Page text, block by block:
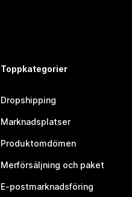
Toppkategorier
Dropshipping
Marknadsplatser
Produktomdömen
Merförsäljning och paket
E-postmarknadsföring